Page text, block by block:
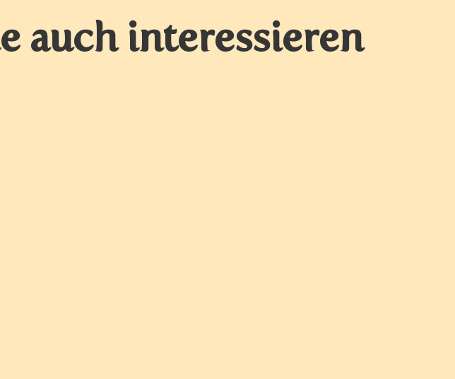
auch interessieren